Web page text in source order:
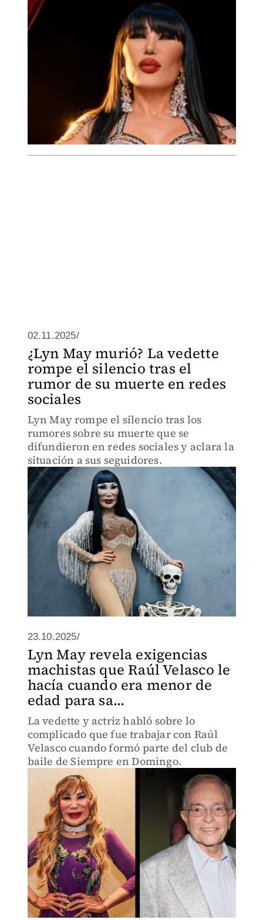
02.11.2025/
¿Lyn May murió? La vedette
rompe el silencio tras el
rumor de su muerte en redes
sociales
Lyn May rompe el silencio tras los
rumores sobre su muerte que se
difundieron en redes sociales y aclara la
situación a sus seguidores.
23.10.2025/
Lyn May revela exigencias
machistas que Raúl Velasco le
hacía cuando era menor de
edad para sa...
La vedette y actriz habló sobre lo
complicado que fue trabajar con Raúl
Velasco cuando formó parte del club de
baile de Siempre en Domingo.